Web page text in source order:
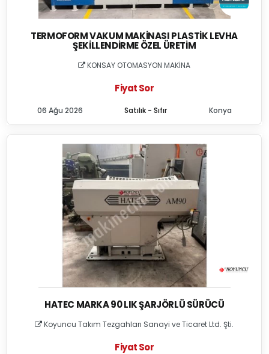
TERMOFORM VAKUM MAKINASI PLASTIK LEVHA
ŞEKILLENDIRME ÖZEL ÜRETIM
KONSAY OTOMASYON MAKİNA
Fiyat Sor
Satılık - Sıfır
06 Ağu 2026 Konya
HATEC MARKA 90 LIK ŞARJÖRLÜ SÜRÜCÜ
Koyuncu Takım Tezgahları Sanayi ve Ticaret Ltd. Şti.
Fiyat Sor